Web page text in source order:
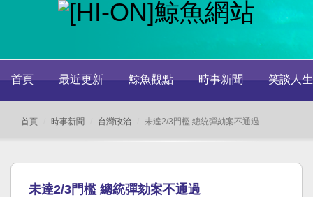
首頁 最近更新 鯨魚觀點 時事新聞 笑談人生
首頁 時事新聞 台灣政治 未達2/3門檻 總統彈劾案不通過
未達2/3門檻 總統彈劾案不通過